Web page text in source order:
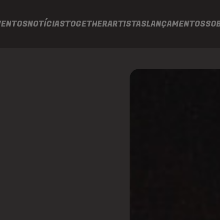
NOTÍCIASTOGETHERARTISTASLANÇAMENTOS